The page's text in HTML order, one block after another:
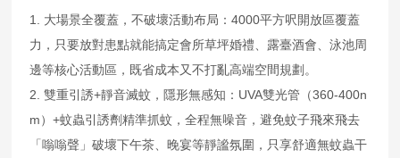
1. 大場景全覆蓋，不破壞活動布局：4000平方呎開放區覆蓋
力，只要放對患點就能搞定會所草坪婚禮、露臺酒會、泳池周
邊等核心活動區，既省成本又不打亂高端空間規劃。
2. 雙重引誘+靜音滅蚊，隱形無感知：UVA雙光管（360-400n
m）+蚊蟲引誘劑精準抓蚊，全程無噪音，避免蚊子飛來飛去
「嗡嗡聲」破壞下午茶、晚宴等靜謐氛圍，只享舒適無蚊蟲干